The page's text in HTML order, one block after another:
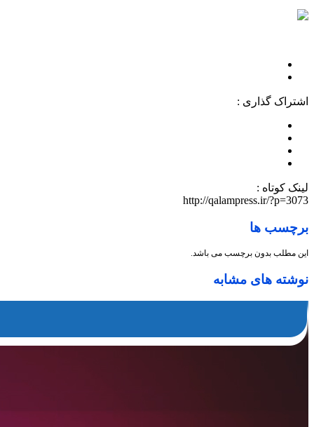
اشتراک گذاری :
لینک کوتاه :
http://qalampress.ir/?p=3073
برچسب ها
این مطلب بدون برچسب می باشد.
نوشته های مشابه